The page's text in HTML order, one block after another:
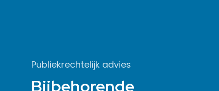
Publiekrechtelijk advies
Bijbehorende